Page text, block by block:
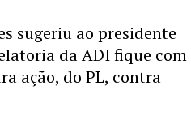
sugeriu ao presidente
da ADI fique com
ação, do PL, contra